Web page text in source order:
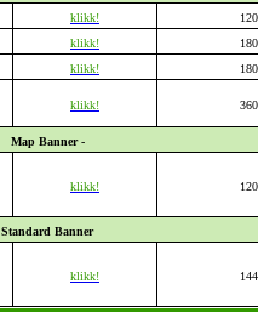
klikk!
klikk!
klikk!
klikk!
Map Banner -
klikk!
Standard Banner
klikk!